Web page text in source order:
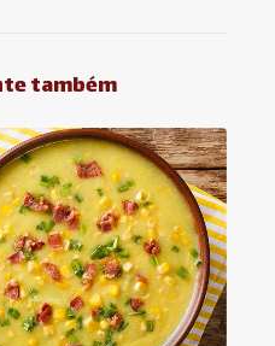
também